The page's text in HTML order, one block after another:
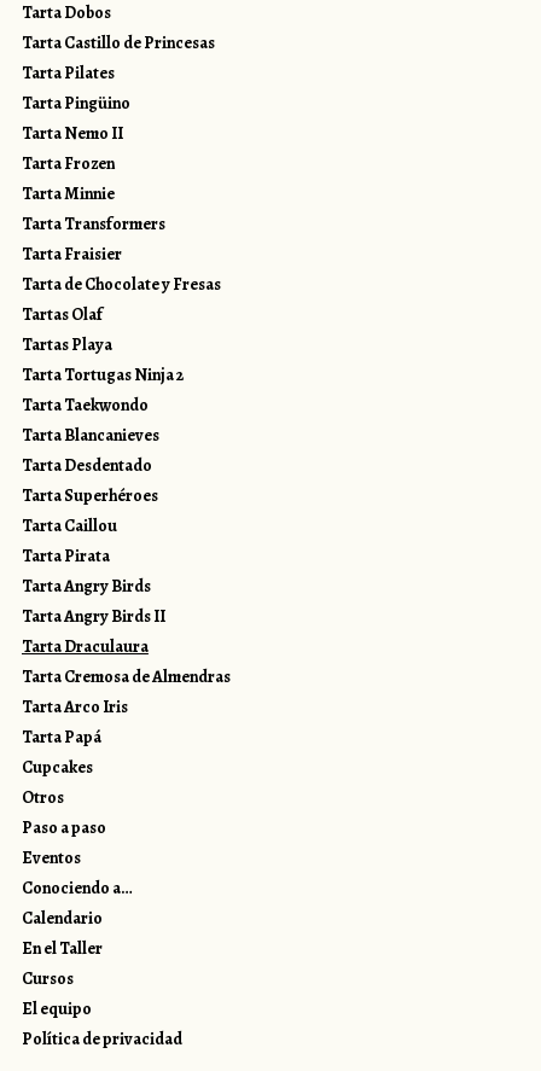
Tarta Dobos
Tarta Castillo de Princesas
Tarta Pilates
Tarta Pingüino
Tarta Nemo II
Tarta Frozen
Tarta Minnie
Tarta Transformers
Tarta Fraisier
Tarta de Chocolate y Fresas
Tartas Olaf
Tartas Playa
Tarta Tortugas Ninja 2
Tarta Taekwondo
Tarta Blancanieves
Tarta Desdentado
Tarta Superhéroes
Tarta Caillou
Tarta Pirata
Tarta Angry Birds
Tarta Angry Birds II
Tarta Draculaura
Tarta Cremosa de Almendras
Tarta Arco Iris
Tarta Papá
Cupcakes
Otros
Paso a paso
Eventos
Conociendo a…
Calendario
En el Taller
Cursos
El equipo
Política de privacidad